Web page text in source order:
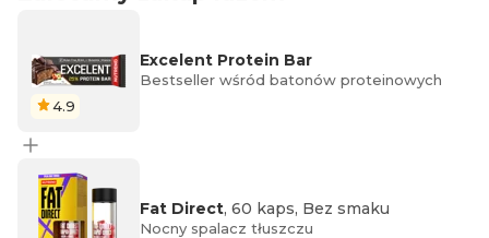
4.9
Excelent Protein Bar
Bestseller wśród batonów proteinowych
Fat Direct, 60 kaps, Bez smaku
Nocny spalacz tłuszczu